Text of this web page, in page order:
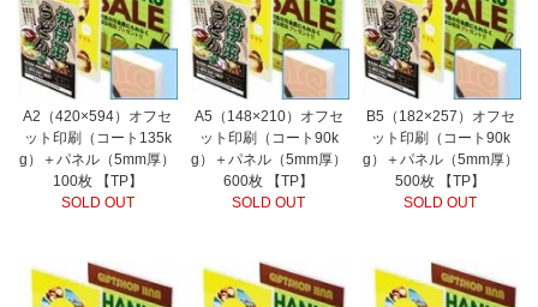
A2（420×594）オフセ
ット印刷（コート135k
g）＋パネル（5mm厚）
100枚 【TP】
SOLD OUT
A5（148×210）オフセ
ット印刷（コート90k
g）＋パネル（5mm厚）
600枚 【TP】
SOLD OUT
B5（182×257）オフセ
ット印刷（コート90k
g）＋パネル（5mm厚）
500枚 【TP】
SOLD OUT